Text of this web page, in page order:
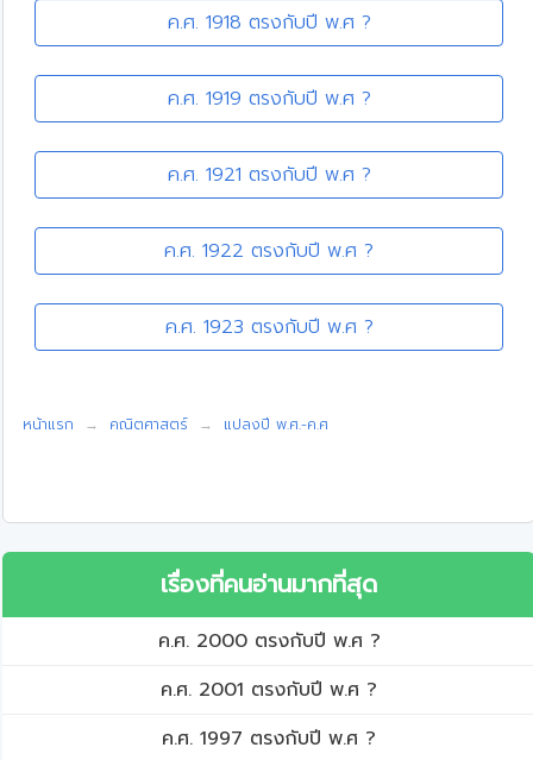
ค.ศ. 1918 ตรงกับปี พ.ศ ?
ค.ศ. 1919 ตรงกับปี พ.ศ ?
ค.ศ. 1921 ตรงกับปี พ.ศ ?
ค.ศ. 1922 ตรงกับปี พ.ศ ?
ค.ศ. 1923 ตรงกับปี พ.ศ ?
หน้าแรก คณิตศาสตร์ แปลงปี พ.ศ.-ค.ศ
เรื่องที่คนอ่านมากที่สุด
ค.ศ. 2000 ตรงกับปี พ.ศ ?
ค.ศ. 2001 ตรงกับปี พ.ศ ?
ค.ศ. 1997 ตรงกับปี พ.ศ ?